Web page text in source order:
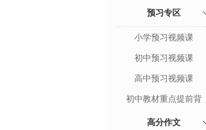
预习专区
小学预习视频课
初中预习视频课
高中预习视频课
初中教材重点提前背
高分作文